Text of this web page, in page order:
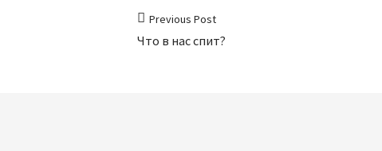
Previous Post
Что в нас спит?